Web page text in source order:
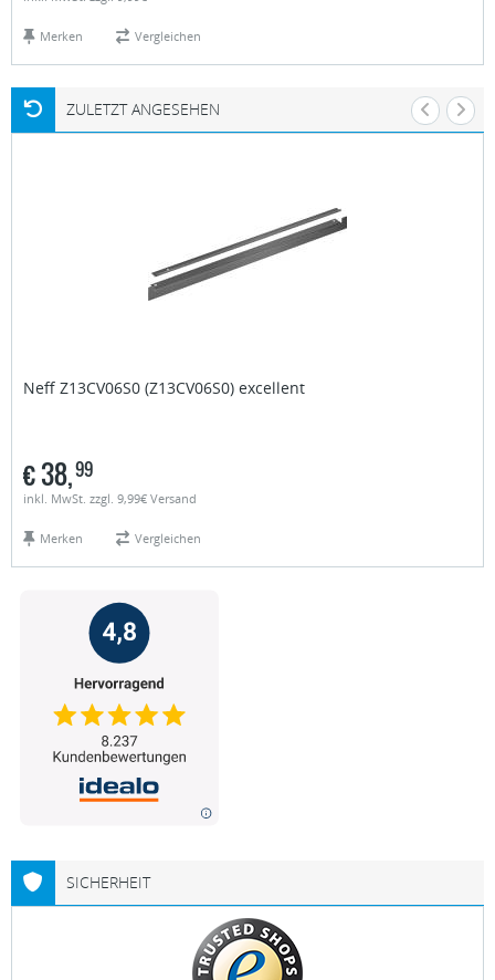
Merken Vergleichen
ZULETZT ANGESEHEN
Neff Z13CV06S0 (Z13CV06S0) excellent
€38,99
inkl. MwSt. zzgl. 9,99€ Versand
Merken Vergleichen
SICHERHEIT